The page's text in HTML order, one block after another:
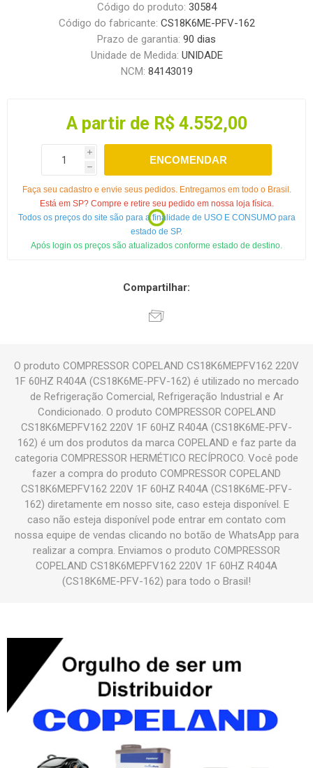
Código do produto: 30584
Código do fabricante: CS18K6ME-PFV-162
Prazo de garantia: 90 dias
Unidade de Medida: UNIDADE
NCM: 84143019
A partir de R$ 4.552,00
i
h
ENCOMENDAR
Faça seu cadastro e envie seus pedidos. Entregamos em todo o Brasil.
Está em SP? Compre e retire seu pedido em nossa loja física.
Todos os preços do site são para a finalidade de USO E CONSUMO para
estado de SP.
Após login os preços são atualizados conforme estado de destino.
Compartilhar:
O produto COMPRESSOR COPELAND CS18K6MEPFV162 220V
1F 60HZ R404A (CS18K6ME-PFV-162) é utilizado no mercado
de Refrigeração Comercial, Refrigeração Industrial e Ar
Condicionado. O produto COMPRESSOR COPELAND
CS18K6MEPFV162 220V 1F 60HZ R404A (CS18K6ME-PFV-
162) é um dos produtos da marca COPELAND e faz parte da
categoria COMPRESSOR HERMÉTICO RECÍPROCO. Você pode
fazer a compra do produto COMPRESSOR COPELAND
CS18K6MEPFV162 220V 1F 60HZ R404A (CS18K6ME-PFV-
162) diretamente em nosso site, caso esteja disponível. E
caso não esteja disponível pode entrar em contato com
nossa equipe de vendas clicando no botão de WhatsApp para
realizar a compra. Enviamos o produto COMPRESSOR
COPELAND CS18K6MEPFV162 220V 1F 60HZ R404A
(CS18K6ME-PFV-162) para todo o Brasil!